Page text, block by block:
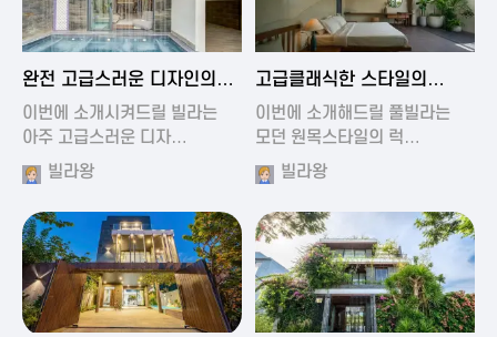
2024-11-19 01:13
완전 고급스러운 디자인의
빌라
이번에 소개시켜드릴 빌라는
아주 고급스러운 디자…
빌라왕
2024-11-19 00:37
고급클래식한 스타일의
럭셔리 풀빌라
이번에 소개해드릴 풀빌라는
모던 원목스타일의 럭…
빌라왕